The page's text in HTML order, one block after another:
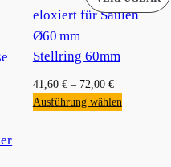
Stellring 60mm
41,60 €– 72,00 €
Ausführung wählen